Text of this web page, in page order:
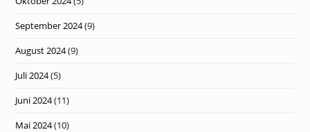
September 2024(9)
August 2024(9)
Juli 2024(5)
Juni 2024(11)
Mai 2024(10)